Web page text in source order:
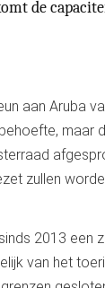
de
aan Aruba
maar
zullen
2013 een
van het